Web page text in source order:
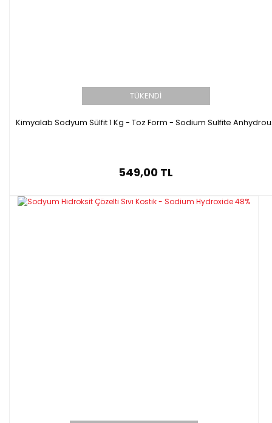
TÜKENDİ
Kimyalab Sodyum Sülfit 1 Kg - Toz Form - Sodium Sulfite
549,00 TL